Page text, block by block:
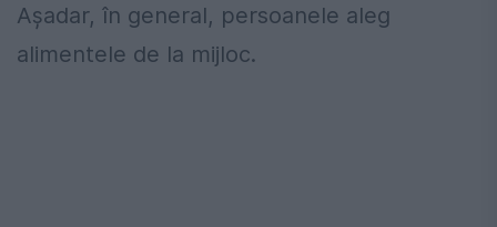
Așadar, în general, persoanele aleg
alimentele de la mijloc.